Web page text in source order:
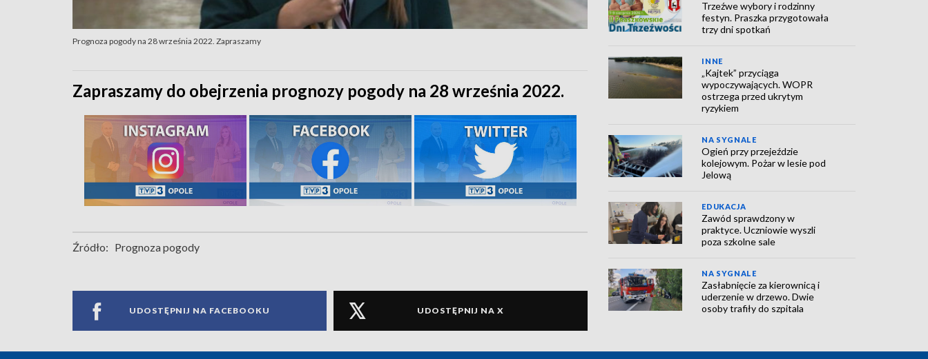
Prognoza pogody na 28 września 2022. Zapraszamy
Zapraszamy do obejrzenia prognozy pogody na 28 września 2022.
Źródło: Prognoza pogody
UDOSTĘPNIJ NA FACEBOOKU UDOSTĘPNIJ NA X
Trzeźwe wybory i rodzinny
festyn. Praszka przygotowała
trzy dni spotkań
INNE
„Kajtek” przyciąga
wypoczywających. WOPR
ostrzega przed ukrytym
ryzykiem
NA SYGNALE
Ogień przy przejeździe
kolejowym. Pożar w lesie pod
Jelową
EDUKACJA
Zawód sprawdzony w
praktyce. Uczniowie wyszli
poza szkolne sale
NA SYGNALE
Zasłabnięcie za kierownicą i
uderzenie w drzewo. Dwie
osoby trafiły do szpitala